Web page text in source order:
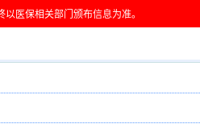
医保相关部门颁布信息为准。